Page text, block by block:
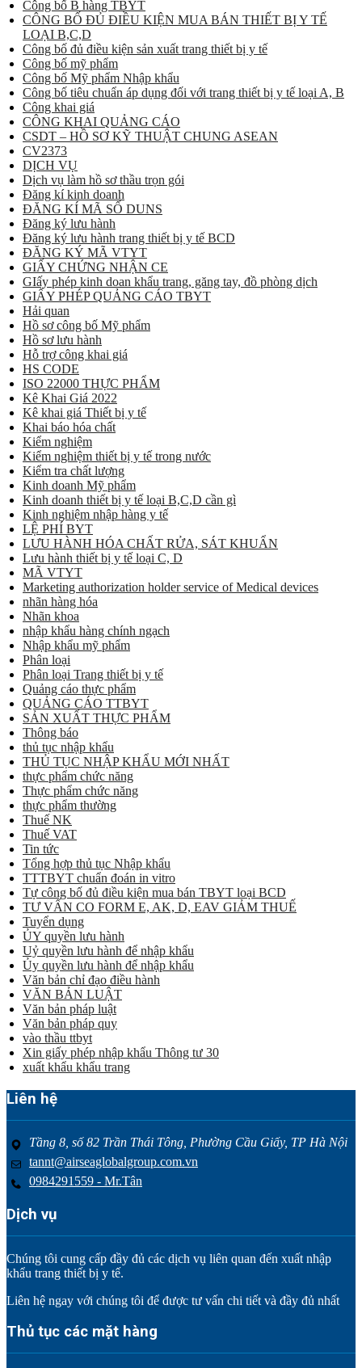
Công bố B hàng TBYT
CÔNG BỐ ĐỦ ĐIỀU KIỆN MUA BÁN THIẾT BỊ Y TẾ
LOẠI B,C,D
Công bố đủ điều kiện sản xuất trang thiết bị y tế
Công bố mỹ phẩm
Công bố Mỹ phẩm Nhập khẩu
Công bố tiêu chuẩn áp dụng đối với trang thiết bị y tế loại A, B
Công khai giá
CÔNG KHAI QUẢNG CÁO
CSDT – HỒ SƠ KỸ THUẬT CHUNG ASEAN
CV2373
DỊCH VỤ
Dịch vụ làm hồ sơ thầu trọn gói
Đăng kí kinh doanh
ĐĂNG KÍ MÃ SỐ DUNS
Đăng ký lưu hành
Đăng ký lưu hành trang thiết bị y tế BCD
ĐĂNG KÝ MÃ VTYT
GIẤY CHỨNG NHẬN CE
GIấy phép kinh doan khẩu trang, găng tay, đồ phòng dịch
GIẤY PHÉP QUẢNG CÁO TBYT
Hải quan
Hồ sơ công bố Mỹ phẩm
Hồ sơ lưu hành
Hỗ trợ công khai giá
HS CODE
ISO 22000 THỰC PHẨM
Kê Khai Giá 2022
Kê khai giá Thiết bị y tế
Khai báo hóa chất
Kiểm nghiệm
Kiểm nghiệm thiết bị y tế trong nước
Kiểm tra chất lượng
Kinh doanh Mỹ phẩm
Kinh doanh thiết bị y tế loại B,C,D cần gì
Kinh nghiệm nhập hàng y tế
LỆ PHÍ BYT
LƯU HÀNH HÓA CHẤT RỬA, SÁT KHUẨN
Lưu hành thiết bị y tế loại C, D
MÃ VTYT
Marketing authorization holder service of Medical devices
nhãn hàng hóa
Nhãn khoa
nhập khẩu hàng chính ngạch
Nhập khẩu mỹ phẩm
Phân loại
Phân loại Trang thiết bị y tế
Quảng cáo thực phẩm
QUẢNG CÁO TTBYT
SẢN XUẤT THỰC PHẨM
Thông báo
thủ tục nhập khẩu
THỦ TỤC NHẬP KHẨU MỚI NHẤT
thực phẩm chức năng
Thực phẩm chức năng
thực phẩm thường
Thuế NK
Thuế VAT
Tin tức
Tổng hợp thủ tục Nhập khẩu
TTTBYT chuẩn đoán in vitro
Tự công bố đủ điều kiện mua bán TBYT loại BCD
TƯ VẤN CO FORM E, AK, D, EAV GIẢM THUẾ
Tuyển dụng
ỦY quyền lưu hành
Uỷ quyền lưu hành để nhập khẩu
Ủy quyền lưu hành để nhập khẩu
Văn bản chỉ đạo điều hành
VĂN BẢN LUẬT
Văn bản pháp luật
Văn bản pháp quy
vào thầu ttbyt
Xin giấy phép nhập khẩu Thông tư 30
xuất khẩu khẩu trang
Liên hệ
Tầng 8, số 82 Trần Thái Tông, Phường Cầu Giấy, TP Hà Nội
tannt@airseaglobalgroup.com.vn
0984291559 - Mr.Tân
Dịch vụ
Chúng tôi cung cấp đầy đủ các dịch vụ liên quan đến xuất nhập
khẩu trang thiết bị y tế.
Liên hệ ngay với chúng tôi để được tư vấn chi tiết và đầy đủ nhất
Thủ tục các mặt hàng